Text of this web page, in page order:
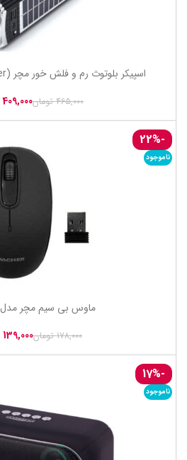
اسپیکر بلوتوث رم و فلش خور مچر (Macher) مدل MR-223
465,000 تومان409,000
-22%
ناموجود
ماوس بی سیم مچر مدل MR-W26
178,000 تومان139,000
-17%
ناموجود